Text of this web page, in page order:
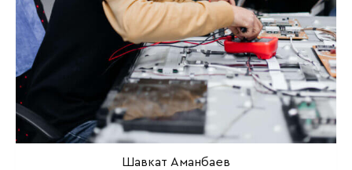
Шавкат Аманбаев